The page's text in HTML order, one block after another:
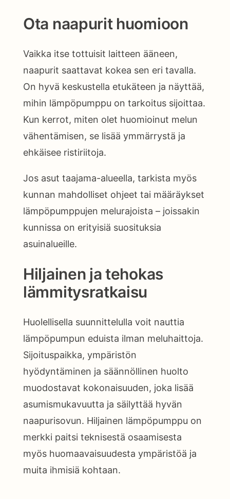
Ota naapurit huomioon
Vaikka itse tottuisit laitteen ääneen,
naapurit saattavat kokea sen eri tavalla.
On hyvä keskustella etukäteen ja näyttää,
mihin lämpöpumppu on tarkoitus sijoittaa.
Kun kerrot, miten olet huomioinut melun
vähentämisen, se lisää ymmärrystä ja
ehkäisee ristiriitoja.
Jos asut taajama-alueella, tarkista myös
kunnan mahdolliset ohjeet tai määräykset
lämpöpumppujen melurajoista – joissakin
kunnissa on erityisiä suosituksia
asuinalueille.
Hiljainen ja tehokas
lämmitysratkaisu
Huolellisella suunnittelulla voit nauttia
lämpöpumpun eduista ilman meluhaittoja.
Sijoituspaikka, ympäristön
hyödyntäminen ja säännöllinen huolto
muodostavat kokonaisuuden, joka lisää
asumismukavuutta ja säilyttää hyvän
naapurisovun. Hiljainen lämpöpumppu on
merkki paitsi teknisestä osaamisesta
myös huomaavaisuudesta ympäristöä ja
muita ihmisiä kohtaan.